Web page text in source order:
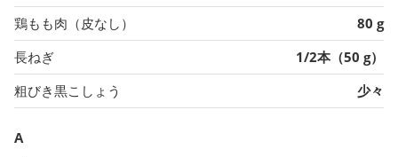
鶏もも肉（皮なし）
80 g
長ねぎ
1/2本（50 g）
粗びき黒こしょう
少々
A